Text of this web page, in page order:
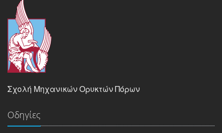
Σχολή Μηχανικών Ορυκτών Πόρων
Οδηγίες